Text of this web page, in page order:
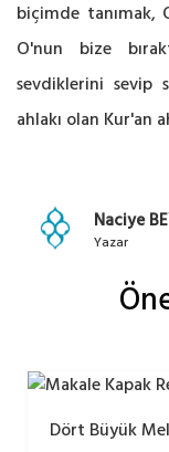
biçimde tanımak,
O'nun bize
sevdiklerini sevip
ahlakı olan Kur'an
Naciye
Yazar
Dört Büyük